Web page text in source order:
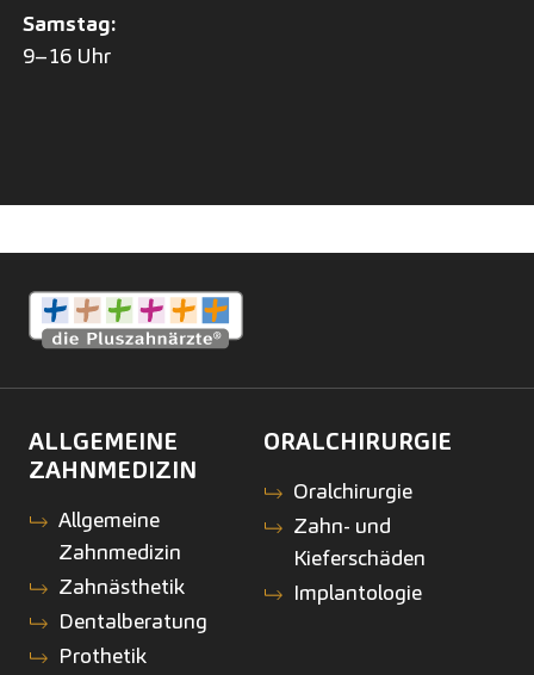
Samstag:
9–16 Uhr
ALLGEMEINE
ZAHNMEDIZIN
Allgemeine
Zahnmedizin
Zahnästhetik
Dentalberatung
Prothetik
ORALCHIRURGIE
Oralchirurgie
Zahn- und
Kieferschäden
Implantologie